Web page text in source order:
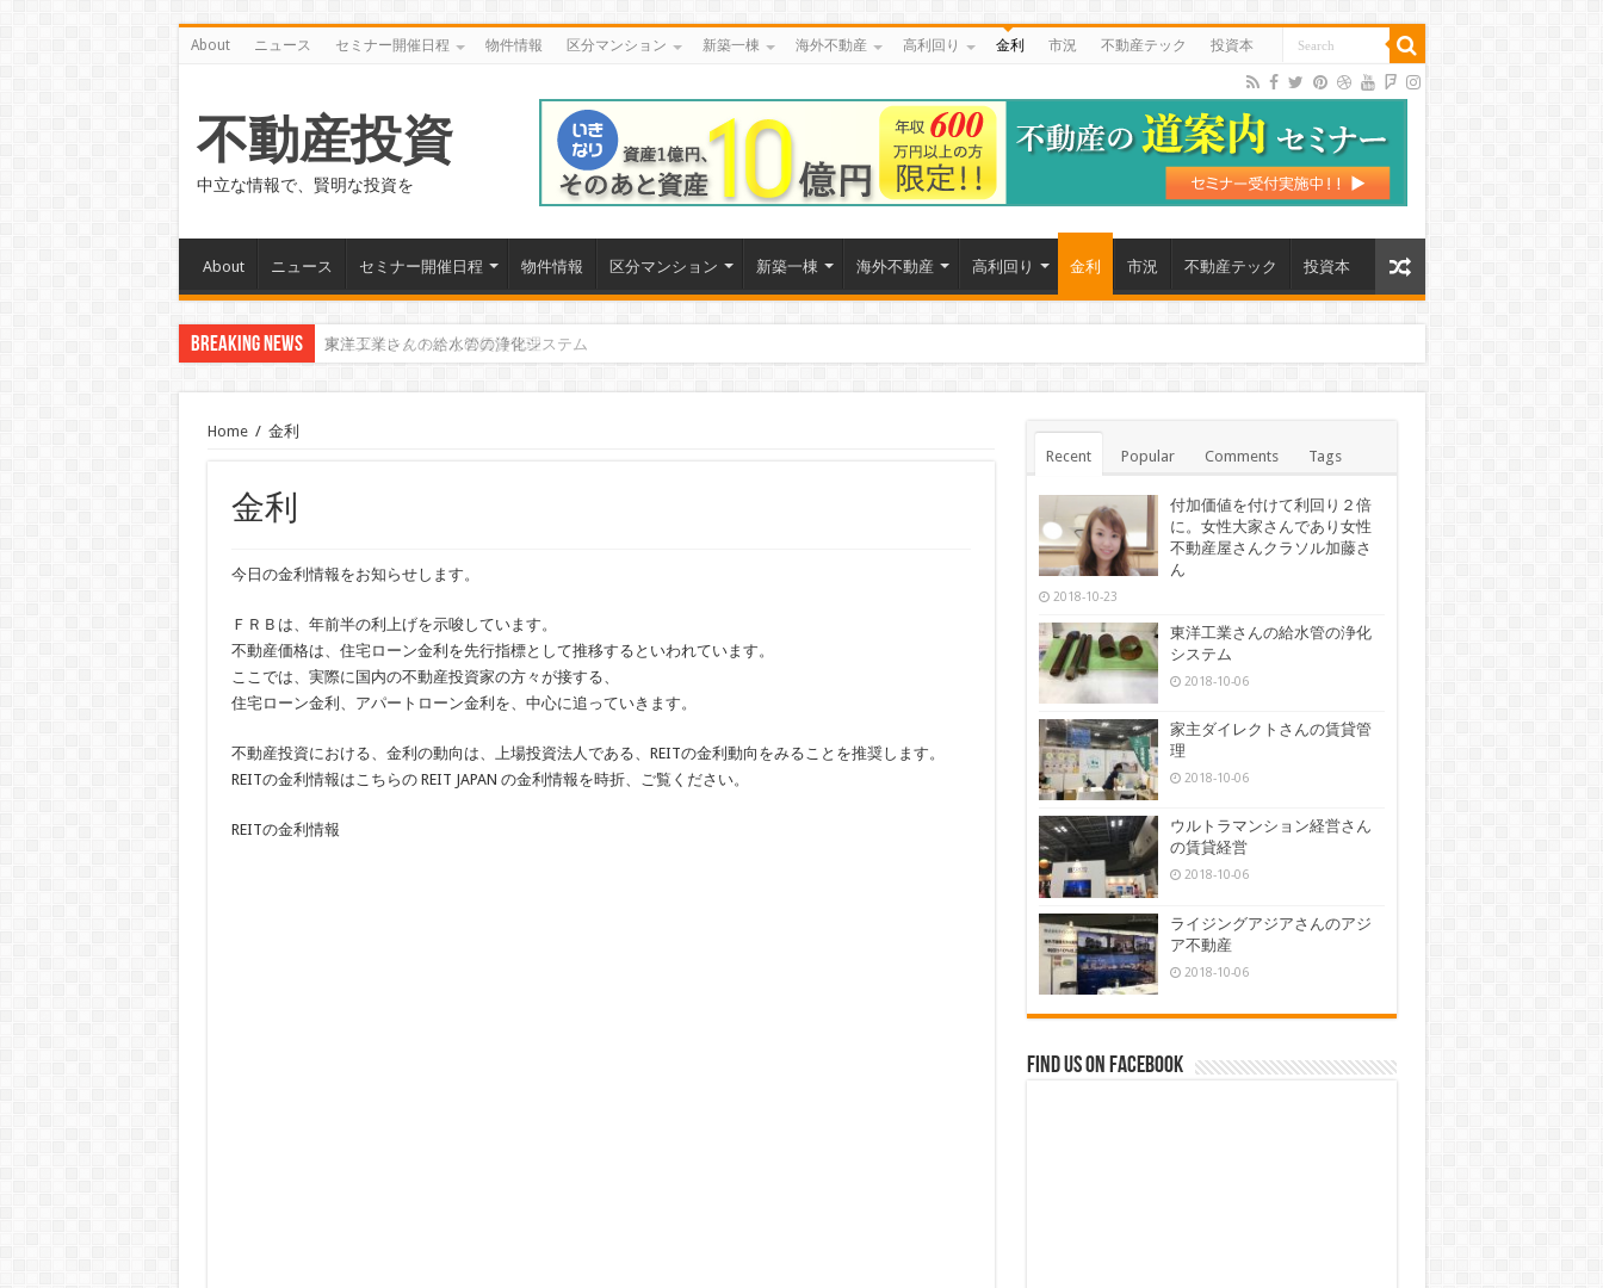
About ニュース セミナー開催日程 物件情報 区分マンション 新築一棟 海外不動産 高利回り 金利 市況 不動産テック 投資本
不動産投資
中立な情報で、賢明な投資を
About ニュース セミナー開催日程 物件情報 区分マンション 新築一棟 海外不動産 高利回り 金利 市況 不動産テック 投資本
Breaking News 家主ダイレクトさんの賃貸管理
Home / 金利
金利
今日の金利情報をお知らせします。
ＦＲＢは、年前半の利上げを示唆しています。
不動産価格は、住宅ローン金利を先行指標として推移するといわれています。
ここでは、実際に国内の不動産投資家の方々が接する、
住宅ローン金利、アパートローン金利を、中心に追っていきます。
不動産投資における、金利の動向は、上場投資法人である、REITの金利動向をみることを推奨します。
REITの金利情報はこちらの REIT JAPAN の金利情報を時折、ご覧ください。
REITの金利情報
Recent Popular Comments Tags
付加価値を付けて利回り２倍
に。女性大家さんであり女性
不動産屋さんクラソル加藤さ
ん
2018-10-23
東洋工業さんの給水管の浄化
システム
2018-10-06
家主ダイレクトさんの賃貸管
理
2018-10-06
ウルトラマンション経営さん
の賃貸経営
2018-10-06
ライジングアジアさんのアジ
ア不動産
2018-10-06
Find us on Facebook